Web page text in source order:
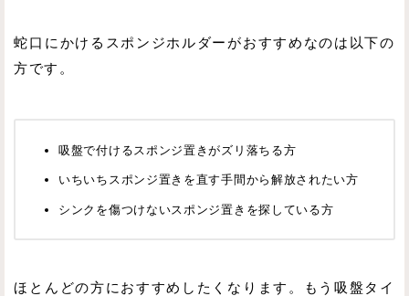
蛇口にかけるスポンジホルダーがおすすめなのは以下の
方です。
吸盤で付けるスポンジ置きがズリ落ちる方
いちいちスポンジ置きを直す手間から解放されたい方
シンクを傷つけないスポンジ置きを探している方
ほとんどの方におすすめしたくなります。もう吸盤タイ